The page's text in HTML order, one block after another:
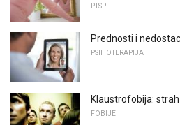
PTSP
Prednosti i
PSIHOTERAPIJA
Klaustrofobija:
FOBIJE